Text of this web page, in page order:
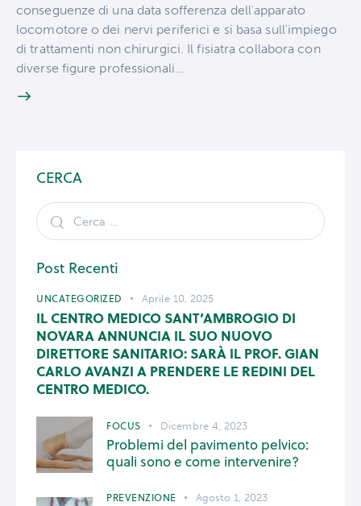
conseguenze di una data sofferenza dell'apparato
locomotore o dei nervi periferici e si basa sull'impiego
di trattamenti non chirurgici. Il fisiatra collabora con
diverse figure professionali…
CERCA
Post Recenti
UNCATEGORIZED Aprile 10, 2025
IL CENTRO MEDICO SANT’AMBROGIO DI
NOVARA ANNUNCIA IL SUO NUOVO
DIRETTORE SANITARIO: SARÀ IL PROF. GIAN
CARLO AVANZI A PRENDERE LE REDINI DEL
CENTRO MEDICO.
FOCUS Dicembre 4, 2023
Problemi del pavimento pelvico:
quali sono e come intervenire?
PREVENZIONE Agosto 1, 2023